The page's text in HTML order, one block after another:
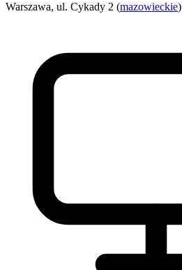
Warszawa, ul. Cykady 2 (mazowieckie)